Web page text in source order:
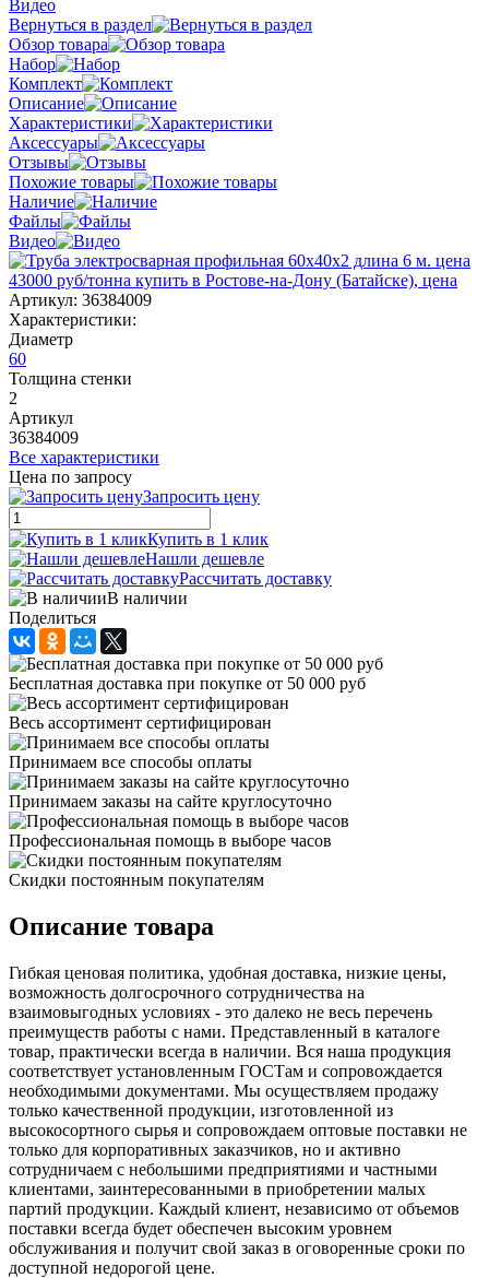
Видео
Вернуться в раздел
Обзор товара
Набор
Комплект
Описание
Характеристики
Аксессуары
Отзывы
Похожие товары
Наличие
Файлы
Видео
Артикул: 36384009
Характеристики:
Диаметр
60
Толщина стенки
2
Артикул
36384009
Все характеристики
Цена по запросу
Запросить цену
Купить в 1 клик
Нашли дешевле
Рассчитать доставку
В наличии
Поделиться
Бесплатная доставка при покупке от 50 000 руб
Весь ассортимент сертифицирован
Принимаем все способы оплаты
Принимаем заказы на сайте круглосуточно
Профессиональная помощь в выборе часов
Скидки постоянным покупателям
Описание товара
Гибкая ценовая политика, удобная доставка, низкие цены,
возможность долгосрочного сотрудничества на
взаимовыгодных условиях - это далеко не весь перечень
преимуществ работы с нами. Представленный в каталоге
товар, практически всегда в наличии. Вся наша продукция
соответствует установленным ГОСТам и сопровождается
необходимыми документами. Мы осуществляем продажу
только качественной продукции, изготовленной из
высокосортного сырья и сопровождаем оптовые поставки не
только для корпоративных заказчиков, но и активно
сотрудничаем с небольшими предприятиями и частными
клиентами, заинтересованными в приобретении малых
партий продукции. Каждый клиент, независимо от объемов
поставки всегда будет обеспечен высоким уровнем
обслуживания и получит свой заказ в оговоренные сроки по
доступной недорогой цене.